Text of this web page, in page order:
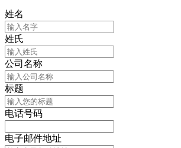
姓名
姓氏
公司名称
标题
电话号码
电子邮件地址